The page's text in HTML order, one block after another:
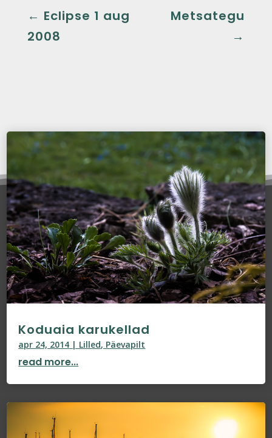
← Eclipse 1 aug
2008
Metsategu
→
Koduaia karukellad
apr 24, 2014 | Lilled, Päevapilt
read more...